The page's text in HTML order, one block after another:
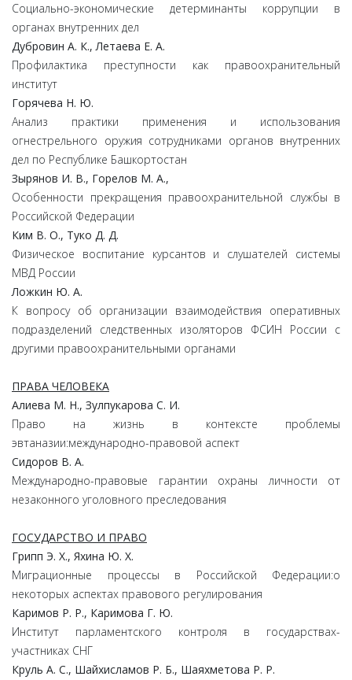
Социально-экономические детерминанты коррупции в
органах внутренних дел
Дубровин А. К., Летаева Е. А.
Профилактика преступности как правоохранительный
институт
Горячева Н. Ю.
Анализ практики применения и использования
огнестрельного оружия сотрудниками органов внутренних
дел по Республике Башкортостан
Зырянов И. В., Горелов М. А.,
Особенности прекращения правоохранительной службы в
Российской Федерации
Ким В. О., Туко Д. Д.
Физическое воспитание курсантов и слушателей системы
МВД России
Ложкин Ю. А.
К вопросу об организации взаимодействия оперативных
подразделений следственных изоляторов ФСИН России с
другими правоохранительными органами
ПРАВА ЧЕЛОВЕКА
Алиева М. Н., Зулпукарова С. И.
Право на жизнь в контексте проблемы
эвтаназии:международно-правовой аспект
Сидоров В. А.
Международно-правовые гарантии охраны личности от
незаконного уголовного преследования
ГОСУДАРСТВО И ПРАВО
Грипп Э. Х., Яхина Ю. Х.
Миграционные процессы в Российской Федерации:о
некоторых аспектах правового регулирования
Каримов Р. Р., Каримова Г. Ю.
Институт парламентского контроля в государствах-
участниках СНГ
Круль А. С., Шайхисламов Р. Б., Шаяхметова Р. Р.